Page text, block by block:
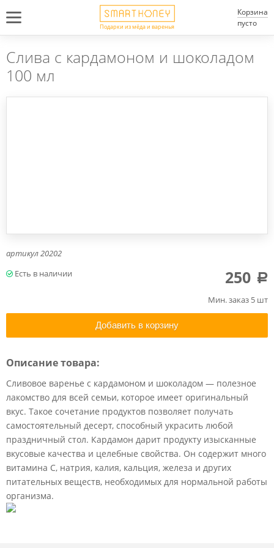
Подарки из мёда и варенья
Корзина
пусто
Слива с кардамоном и шоколадом
100 мл
артикул20202
Мин. заказ 5 шт
250 a
Добавить в корзину
Описание товара:
Сливовое варенье с кардамоном и шоколадом — полезное
лакомство для всей семьи, которое имеет оригинальный
вкус. Такое сочетание продуктов позволяет получать
самостоятельный десерт, способный украсить любой
праздничный стол. Кардамон дарит продукту изысканные
вкусовые качества и целебные свойства. Он содержит много
витамина С, натрия, калия, кальция, железа и других
питательных веществ, необходимых для нормальной работы
организма.